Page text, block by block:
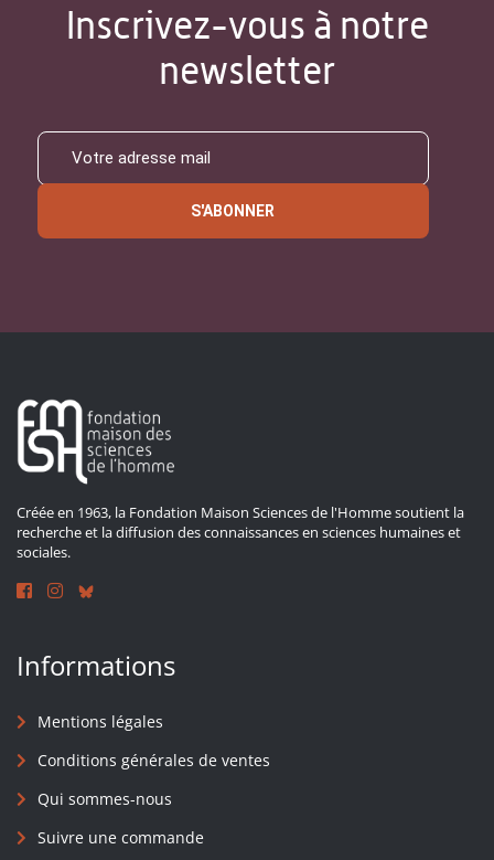
Inscrivez-vous à notre
newsletter
S'ABONNER
Créée en 1963, la Fondation Maison Sciences de l'Homme soutient la
recherche et la diffusion des connaissances en sciences humaines et
sociales.
Informations
Mentions légales
Conditions générales de ventes
Qui sommes-nous
Suivre une commande